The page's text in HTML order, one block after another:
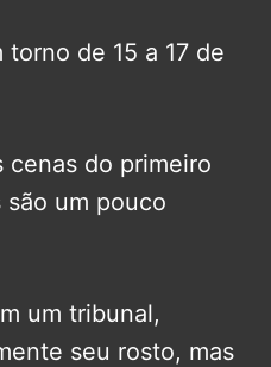
torno de 15 a 17 de
cenas do primeiro
um pouco
um tribunal,
seu rosto, mas